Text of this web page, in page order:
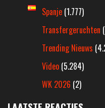
Spanje (1.777)
Transfergeruchten
Trending Nieuws
Video (5.284)
WK 2026 (2)